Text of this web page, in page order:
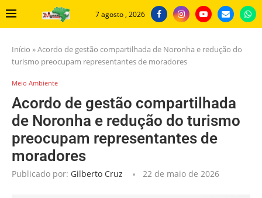
7 agosto , 2026
Início »Acordo de gestão compartilhada de Noronha e redução do
turismo preocupam representantes de moradores
Meio Ambiente
Acordo de gestão compartilhada
de Noronha e redução do turismo
preocupam representantes de
moradores
Publicado por: Gilberto Cruz 22 de maio de 2026